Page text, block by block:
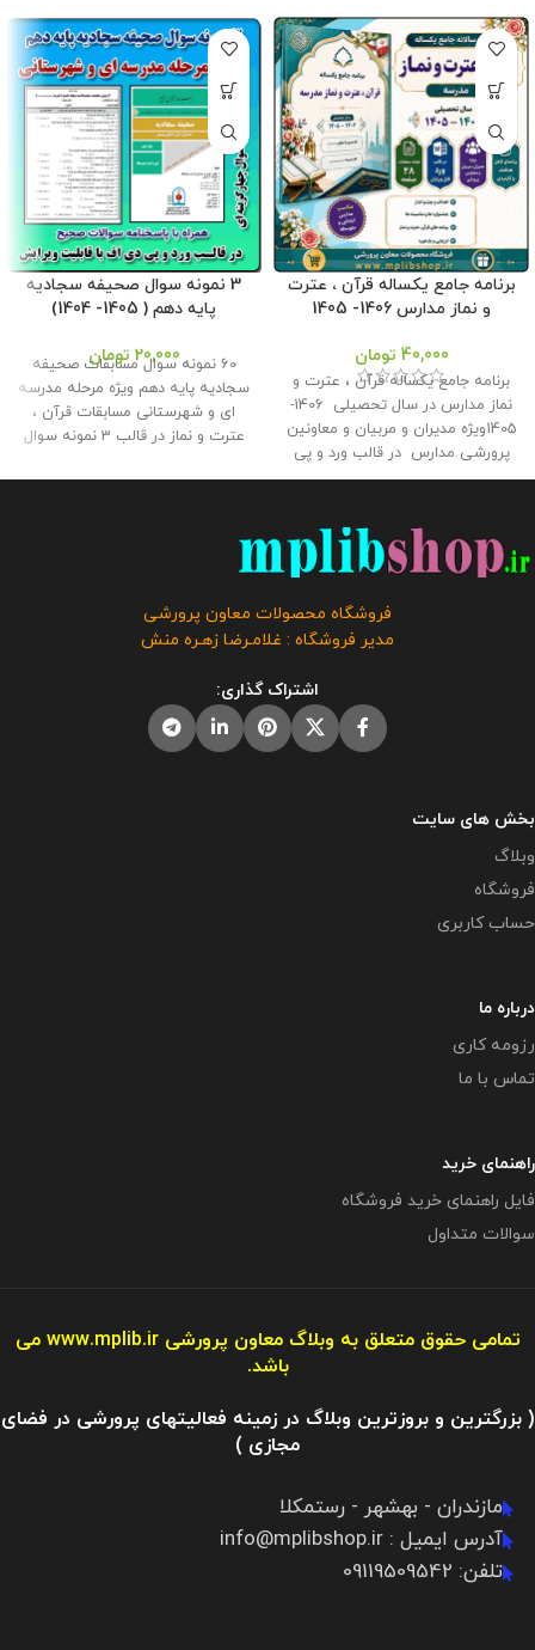
برنامه جامع یکساله قرآن ، عترت
و نماز مدارس 1406- 1405
40,000 تومان
برنامه جامع یکساله قرآن ، عترت و
نماز مدارس در سال تحصیلی 1406-
1405ویژه مدیران و مربیان و معاونین
پرورشی مدارس در قالب ورد و پی
دی اف با قابلیت ویرایش در
توسطه فروشگاه معاون پرورشی
طراحی گردید . حجم فايل : 9 مگابايت
کلیه حقوق این برنامه متعلق به
فروش و انتشار این برنامه توسط
دیگران مورد رضایت ما نیست و شرعا
3 نمونه سوال صحیفه سجادیه
پایه دهم ( 1405- 1404)
20,000 تومان
60 نمونه سوال مسابقات صحیفه
سجادیه پایه دهم ویژه مرحله مدرسه
ای و شهرستانی مسابقات قرآن ،
عترت و نماز در قالب 3 نمونه سوال
پاسخنامه سوالات در قالب ورد و پی
: 5 مگابایت
فروشگاه معاون پرورشی می باشد و
در صورت مشاهده مشابه آن در
حال استفاده هستند و مورد رضایت ما
نمی باشد .
فروشگاه محصولات معاون پرورشی
مدیر فروشگاه : غلامـرضا زهـره منش
اشتراک گذاری:
بخش های سایت
وبلاگ
فروشگاه
حساب کاربری
درباره ما
رزومه کاری
تماس با ما
راهنمای خرید
فایل راهنمای خرید فروشگاه
سوالات متداول
تمامی حقوق متعلق به وبلاگ معاون پرورشیwww.mplib.ir می
باشد.
( بزرگترین و بروزترین وبلاگ در زمینه فعالیتهای پرورشی در فضای
مجازی )
مازندران - بهشهر - رستمکلا
آدرس ایمیل : info@mplibshop.ir
تلفن: 09119509542​